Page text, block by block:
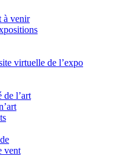
à venir
virtuelle de l’expo
de l’art
vent